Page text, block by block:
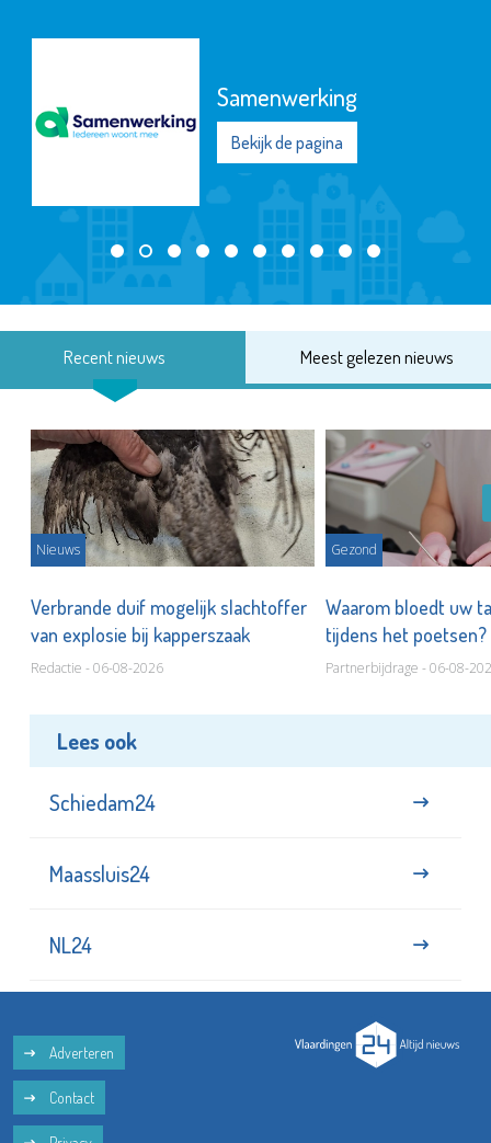
Samenwerking
Bekijk de pagina
Recent nieuws Meest gelezen nieuws
Nieuws
Verbrande duif mogelijk slachtoffer
van explosie bij kapperszaak
Redactie - 06-08-2026
Gezond
Waarom bloedt uw
tijdens het poetsen?
Partnerbijdrage - 06-08-
Lees ook
Schiedam24
Maassluis24
NL24
Adverteren
Contact